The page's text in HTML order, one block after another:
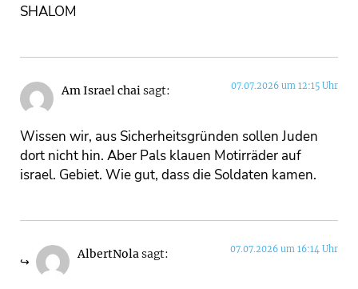
SHALOM
Am Israel chaisagt: 07.07.2026 um 12:15 Uhr
Wissen wir, aus Sicherheitsgründen sollen Juden
dort nicht hin. Aber Pals klauen Motirräder auf
israel. Gebiet. Wie gut, dass die Soldaten kamen.
AlbertNolasagt: 07.07.2026 um 16:14 Uhr